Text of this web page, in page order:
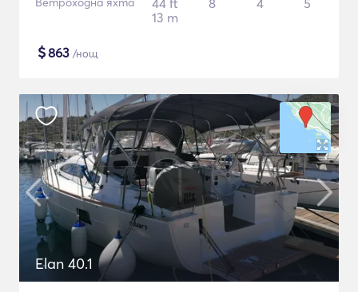
44 ft
13 m
8 4 5
$863 /нощ
Elan 40.1